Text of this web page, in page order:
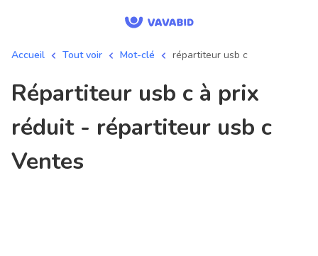
Accueil Tout voir Mot-clé répartiteur usb c
répartiteur usb c à prix
réduit - répartiteur usb c
Ventes